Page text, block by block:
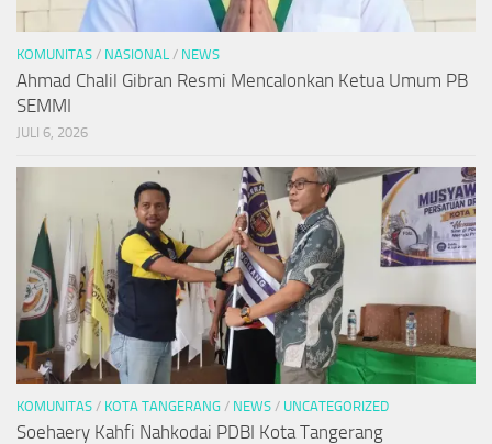
KOMUNITAS / NASIONAL / NEWS
Ahmad Chalil Gibran Resmi Mencalonkan Ketua Umum PB
SEMMI
JULI 6, 2026
KOMUNITAS / KOTA TANGERANG / NEWS / UNCATEGORIZED
Soehaery Kahfi Nahkodai PDBI Kota Tangerang